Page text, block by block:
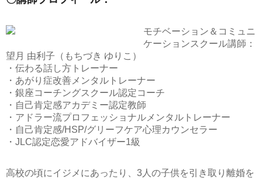
モチベーション＆コミュニ
ケーションスクール講師：
望月 由利子（もちづき ゆりこ）
・伝わる話し方トレーナー
・あがり症改善メンタルトレーナー
・銀座コーチングスクール認定コーチ
・自己肯定感アカデミー認定教師
・アドラー流プロフェッショナルメンタルトレーナー
・自己肯定感/HSP/グリーフケア心理カウンセラー
・JLC認定恋愛アドバイザー1級
高校の頃にイジメにあったり、3人の子供を引き取り離婚を